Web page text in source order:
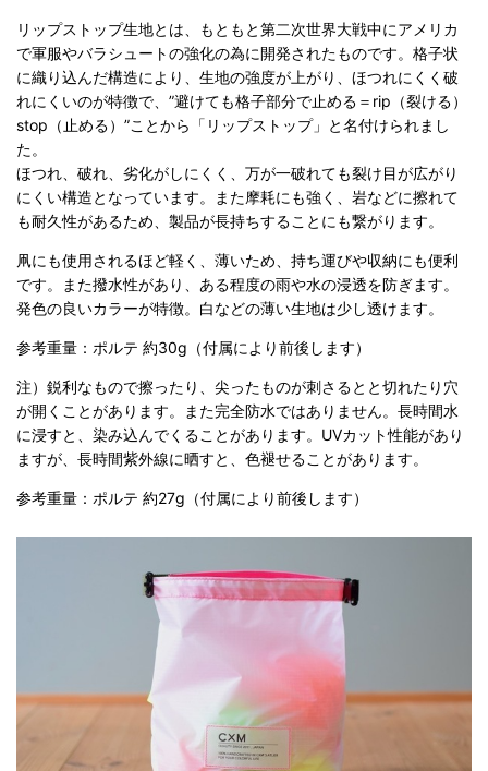
リップストップ生地とは、もともと第二次世界大戦中にアメリカ
で軍服やバラシュートの強化の為に開発されたものです。格子状
に織り込んだ構造により、生地の強度が上がり、ほつれにくく破
れにくいのが特徴で、”避けても格子部分で止める＝rip（裂ける）
stop（止める）”ことから「リップストップ」と名付けられまし
た。
ほつれ、破れ、劣化がしにくく、万が一破れても裂け目が広がり
にくい構造となっています。また摩耗にも強く、岩などに擦れて
も耐久性があるため、製品が長持ちすることにも繋がります。
凧にも使用されるほど軽く、薄いため、持ち運びや収納にも便利
です。また撥水性があり、ある程度の雨や水の浸透を防ぎます。
発色の良いカラーが特徴。白などの薄い生地は少し透けます。
参考重量：ポルテ 約30g（付属により前後します）
注）鋭利なもので擦ったり、尖ったものが刺さるとと切れたり穴
が開くことがあります。また完全防水ではありません。長時間水
に浸すと、染み込んでくることがあります。UVカット性能があり
ますが、長時間紫外線に晒すと、色褪せることがあります。
参考重量：ポルテ 約27g（付属により前後します）